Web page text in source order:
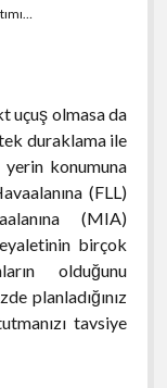
uçuş olmasa da
duraklama ile
yerin konumuna
(FLL)
(MIA)
eyaletinin birçok
olduğunu
planladığınız
tavsiye